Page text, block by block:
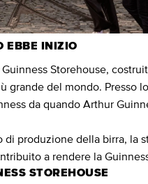
EBBE INIZIO
Storehouse,
grande del mondo. Presso
da quando Arthur
di produzione della birra, la
a rendere la
STOREHOUSE